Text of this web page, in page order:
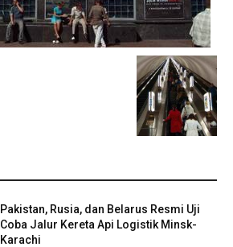
Pakistan, Rusia, dan Belarus Resmi Uji
Coba Jalur Kereta Api Logistik Minsk-
Karachi